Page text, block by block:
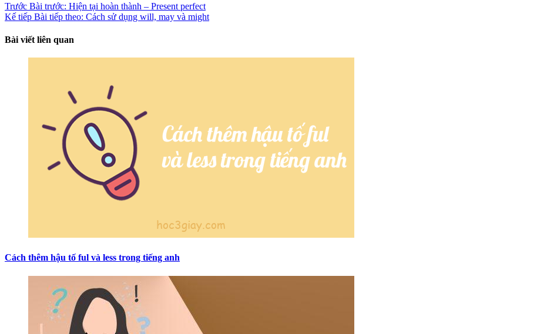
Trước Bài trước: Hiện tại hoàn thành – Present perfect
Kế tiếp Bài tiếp theo: Cách sử dụng will, may và might
Bài viết liên quan
Cách thêm hậu tố ful và less trong tiếng anh